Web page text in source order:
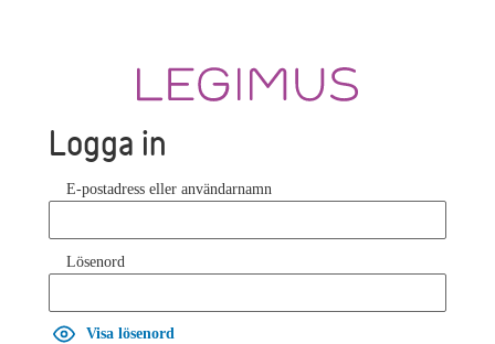
Logga in
E-postadress eller användarnamn
Lösenord
Visa lösenord